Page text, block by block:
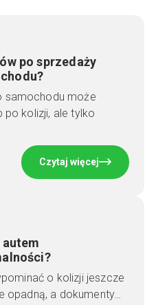
po sprzedaży
samochodu może
po kolizji, ale tylko
Czytaj więcej
o kolizji jeszcze
opadną, a dokumenty…